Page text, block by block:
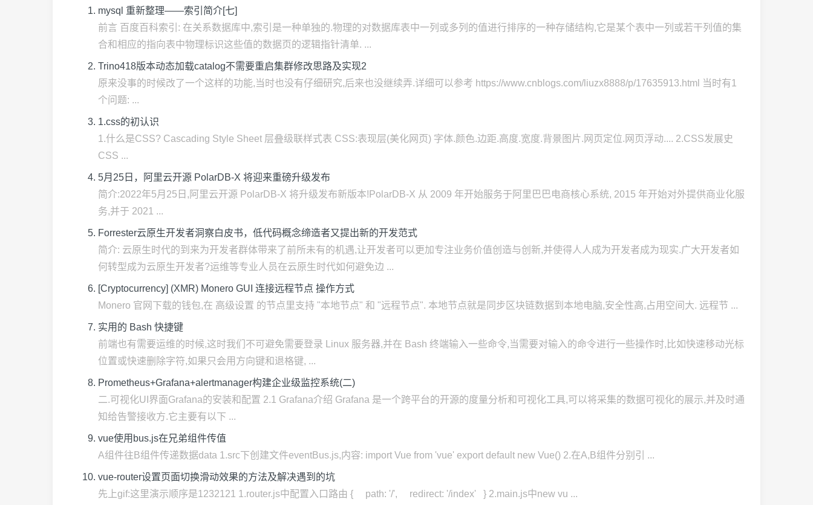
mysql 重新整理——索引简介[七]
前言 百度百科索引: 在关系数据库中,索引是一种单独的.物理的对数据库表中一列或多列的值进行排序的一种存储结构,它是某个表中一列或若干列值的集
合和相应的指向表中物理标识这些值的数据页的逻辑指针清单. ...
Trino418版本动态加载catalog不需要重启集群修改思路及实现2
原来没事的时候改了一个这样的功能,当时也没有仔细研究,后来也没继续弄.详细可以参考 https://www.cnblogs.com/liuzx8888/p/17635913.html 当时有1
个问题: ...
1.css的初认识
1.什么是CSS? Cascading Style Sheet 层叠级联样式表 CSS:表现层(美化网页) 字体.颜色.边距.高度.宽度.背景图片.网页定位.网页浮动.... 2.CSS发展史
CSS ...
5月25日，阿里云开源 PolarDB-X 将迎来重磅升级发布
​简介:2022年5月25日,阿里云开源 PolarDB-X 将升级发布新版本!PolarDB-X 从 2009 年开始服务于阿里巴巴电商核心系统, 2015 年开始对外提供商业化服
务,并于 2021 ...
Forrester云原生开发者洞察白皮书，低代码概念缔造者又提出新的开发范式
简介: 云原生时代的到来为开发者群体带来了前所未有的机遇,让开发者可以更加专注业务价值创造与创新,并使得人人成为开发者成为现实.广大开发者如
何转型成为云原生开发者?运维等专业人员在云原生时代如何避免边 ...
[Cryptocurrency] (XMR) Monero GUI 连接远程节点 操作方式
Monero 官网下载的钱包,在 高级设置 的节点里支持 "本地节点" 和 "远程节点". 本地节点就是同步区块链数据到本地电脑,安全性高,占用空间大. 远程节 ...
实用的 Bash 快捷键
前端也有需要运维的时候,这时我们不可避免需要登录 Linux 服务器,并在 Bash 终端输入一些命令,当需要对输入的命令进行一些操作时,比如快速移动光标
位置或快速删除字符,如果只会用方向键和退格键, ...
Prometheus+Grafana+alertmanager构建企业级监控系统(二)
二.可视化UI界面Grafana的安装和配置 2.1 Grafana介绍 Grafana 是一个跨平台的开源的度量分析和可视化工具,可以将采集的数据可视化的展示,并及时通
知给告警接收方.它主要有以下 ...
vue使用bus.js在兄弟组件传值
A组件往B组件传递数据data 1.src下创建文件eventBus.js,内容: import Vue from 'vue' export default new Vue() 2.在A,B组件分别引 ...
vue-router设置页面切换滑动效果的方法及解决遇到的坑
先上gif:这里演示顺序是1232121 1.router.js中配置入口路由 { path: '/', redirect: '/index' } 2.main.js中new vu ...